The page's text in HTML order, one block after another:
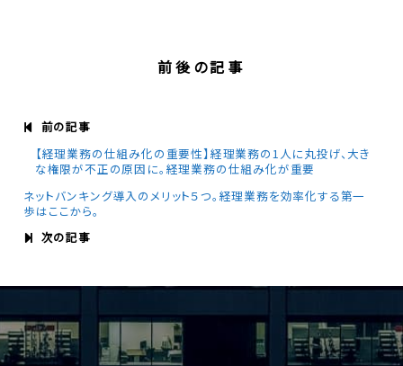
前後の記事
前の記事
【経理業務の仕組み化の重要性】経理業務の1人に丸投げ、大き
な権限が不正の原因に。経理業務の仕組み化が重要
次の記事
ネットバンキング導入のメリット５つ。経理業務を効率化する第一
歩はここから。